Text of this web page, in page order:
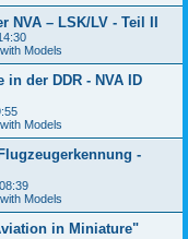
NVA – LSK/LV - Teil II
Models
der DDR - NVA ID
Models
-
Models
in Miniature"